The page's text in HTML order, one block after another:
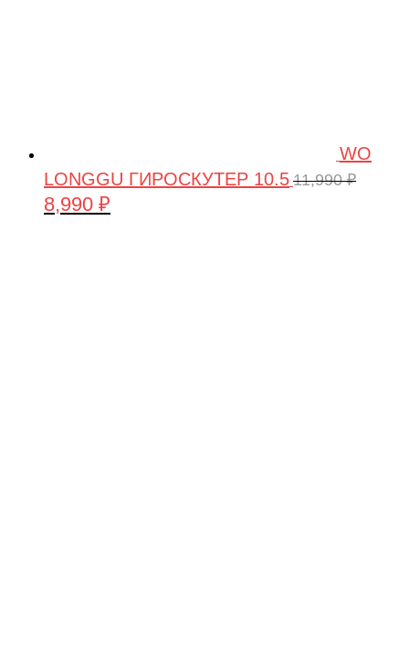
WO
LONGGU ГИРОСКУТЕР 10.5 11,990₽
Первоначальная
8,990 ₽